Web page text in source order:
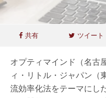
共有 ツイート
オプティマインド（名古
ィ・リトル・ジャパン（
流効率化法をテーマにし